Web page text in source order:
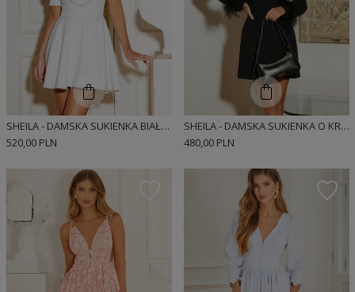
SHEILA - DAMSKA SUKIENKA BIAŁA KLASYCZNA PROSTA Z GUZIKAMI MINI 'SOFI'
520,00 PLN
SHEILA - DAMSKA SUKIENKA O KROJU MARYNARKI 'MEGAN'
480,00 PLN